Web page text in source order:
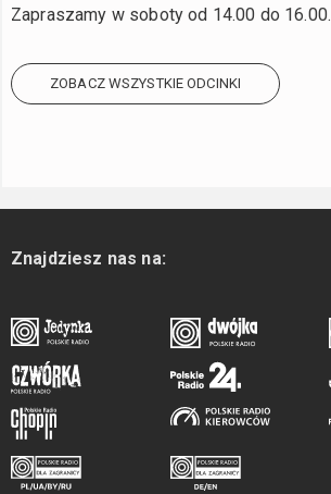
Zapraszamy w soboty od 14.00 do 16.00.
ZOBACZ WSZYSTKIE ODCINKI
Znajdziesz nas na: